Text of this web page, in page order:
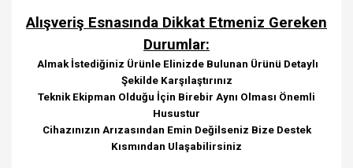
Alışveriş Esnasında Dikkat Etmeniz Gereken
Durumlar:
Almak İstediğiniz Ürünle Elinizde Bulunan Ürünü Detaylı
Şekilde Karşılaştırınız
Teknik Ekipman Olduğu İçin Birebir Aynı Olması Önemli
Husustur
Cihazınızın Arızasından Emin Değilseniz Bize Destek
Kısmından Ulaşabilirsiniz